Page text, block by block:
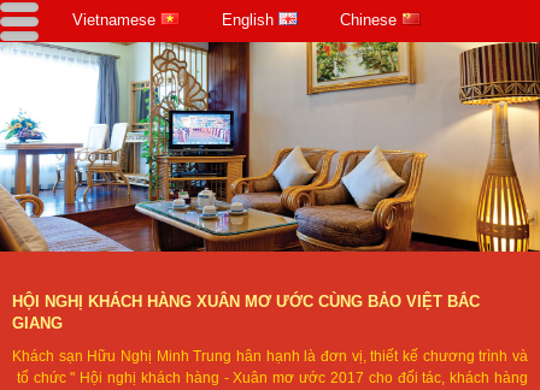
Vietnamese English Chinese
HỘI NGHỊ KHÁCH HÀNG XUÂN MƠ ƯỚC CÙNG BẢO VIỆT BẮC
GIANG
Khách sạn Hữu Nghị Minh Trung hân hạnh là đơn vị, thiết kế chương trình và
tổ chức " Hội nghị khách hàng - Xuân mơ ước 2017 cho đối tác, khách hàng